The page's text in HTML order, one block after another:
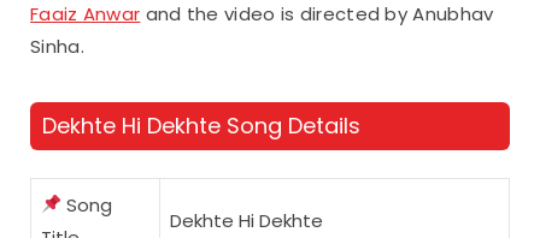
Faaiz Anwar and the video is directed by Anubhav
Sinha.
Dekhte Hi Dekhte Song Details
Song
Dekhte Hi Dekhte